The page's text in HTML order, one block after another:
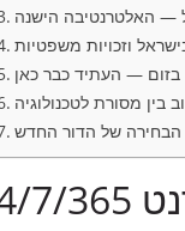
— האלטרנטיבה הישנה
וזכויות משפטיות
בזום — העתיד כבר כאן
מסורת לטכנולוגיה
של הדור החדש
תמורת ₪1️⃣9️⃣8️⃣0️⃣ באינטרנט